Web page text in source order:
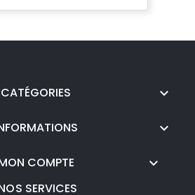
CATÉGORIES 

COMPTE 
SERVICES